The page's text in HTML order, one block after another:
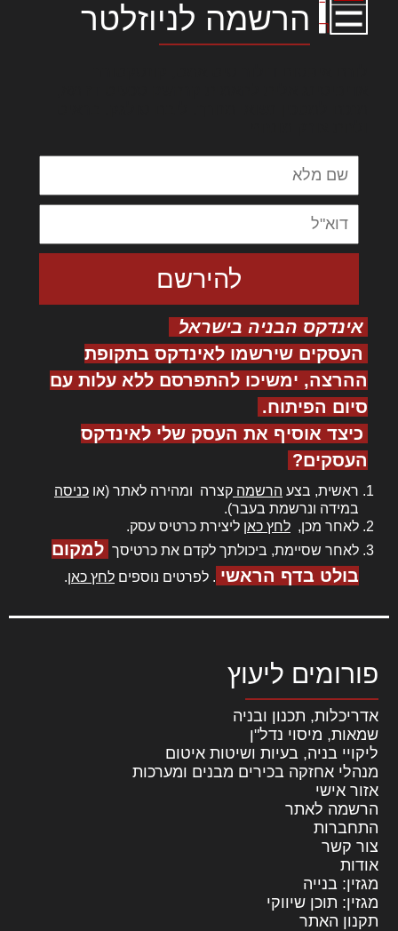
הרשמה לניוזלטר
אינדקס הבניה בישראל
העסקים שירשמו לאינדקס בתקופת
ההרצה, ימשיכו להתפרסם ללא עלות עם
סיום הפיתוח.
כיצד אוסיף את העסק שלי לאינדקס
העסקים?
ראשית, בצע הרשמה קצרה ומהירה לאתר (או כניסה
במידה ונרשמת בעבר).
לאחר מכן, לחץ כאן ליצירת כרטיס עסק.
לאחר שסיימת, ביכולתך לקדם את כרטיסך למקום
בולט בדף הראשי . לפרטים נוספים לחץ כאן.
פורומים ליעוץ
אדריכלות, תכנון ובניה
שמאות, מיסוי נדל"ן
ליקויי בניה, בעיות ושיטות איטום
מנהלי אחזקה בכירים מבנים ומערכות
אזור אישי
הרשמה לאתר
התחברות
צור קשר
אודות
מגזין: בנייה
מגזין: תוכן שיווקי
תקנון האתר